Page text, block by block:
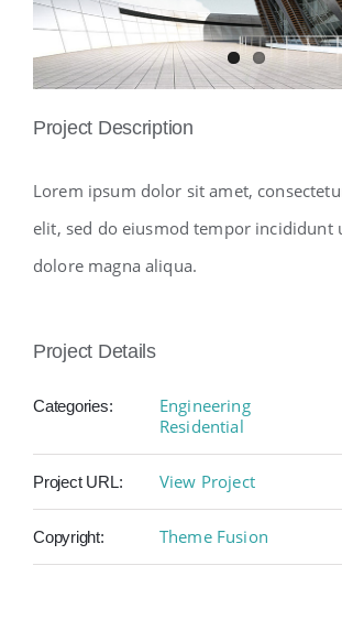
Project Description
Lorem ipsum dolor sit amet,
elit, sed do eiusmod tempor incididunt
dolore magna aliqua.
Project Details
Categories:
Engineering
Residential
Project URL: View Project
Copyright: Theme Fusion